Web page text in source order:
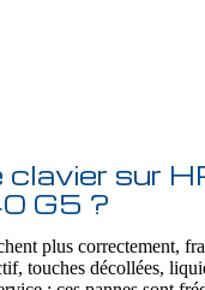
clavier sur
G5 ?
plus correctement,
touches décollées,